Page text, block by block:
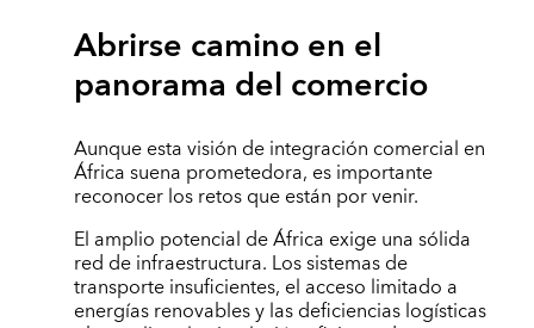
Abrirse camino en el
panorama del comercio
Aunque esta visión de integración comercial en
África suena prometedora, es importante
reconocer los retos que están por venir.
El amplio potencial de África exige una sólida
red de infraestructura. Los sistemas de
transporte insuficientes, el acceso limitado a
energías renovables y las deficiencias logísticas